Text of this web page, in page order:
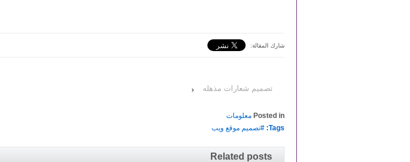
شارك المقالة:
‹ تصميم شعارات مذهله
Posted in معلومات
Tags: #
تصميم موقع ويب
Related posts